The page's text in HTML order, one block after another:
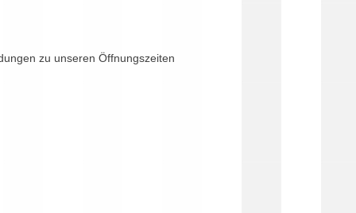
zu unseren Öffnungszeiten